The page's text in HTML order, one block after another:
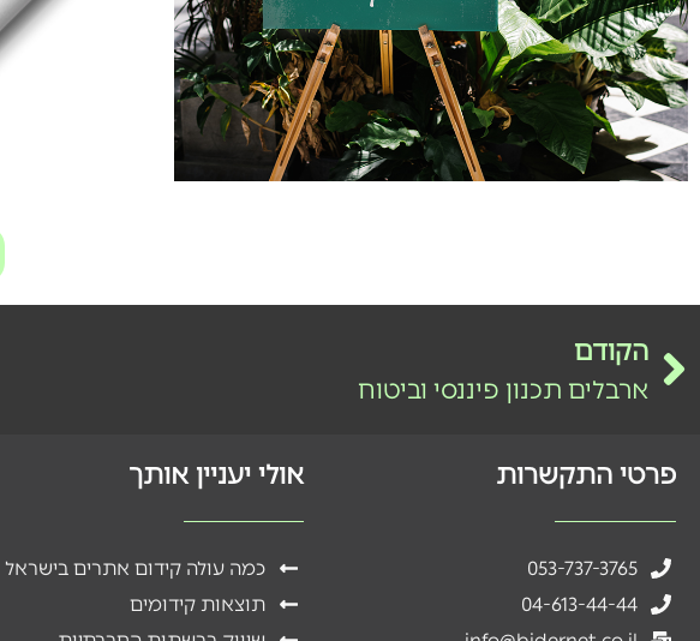
הקודם
ארבלים תכנון פיננסי וביטוח
פרטי התקשרות
053-737-3765
04-613-44-44
אולי יעניין אותך
כמה עולה קידום אתרים בישראל
תוצאות קידומים